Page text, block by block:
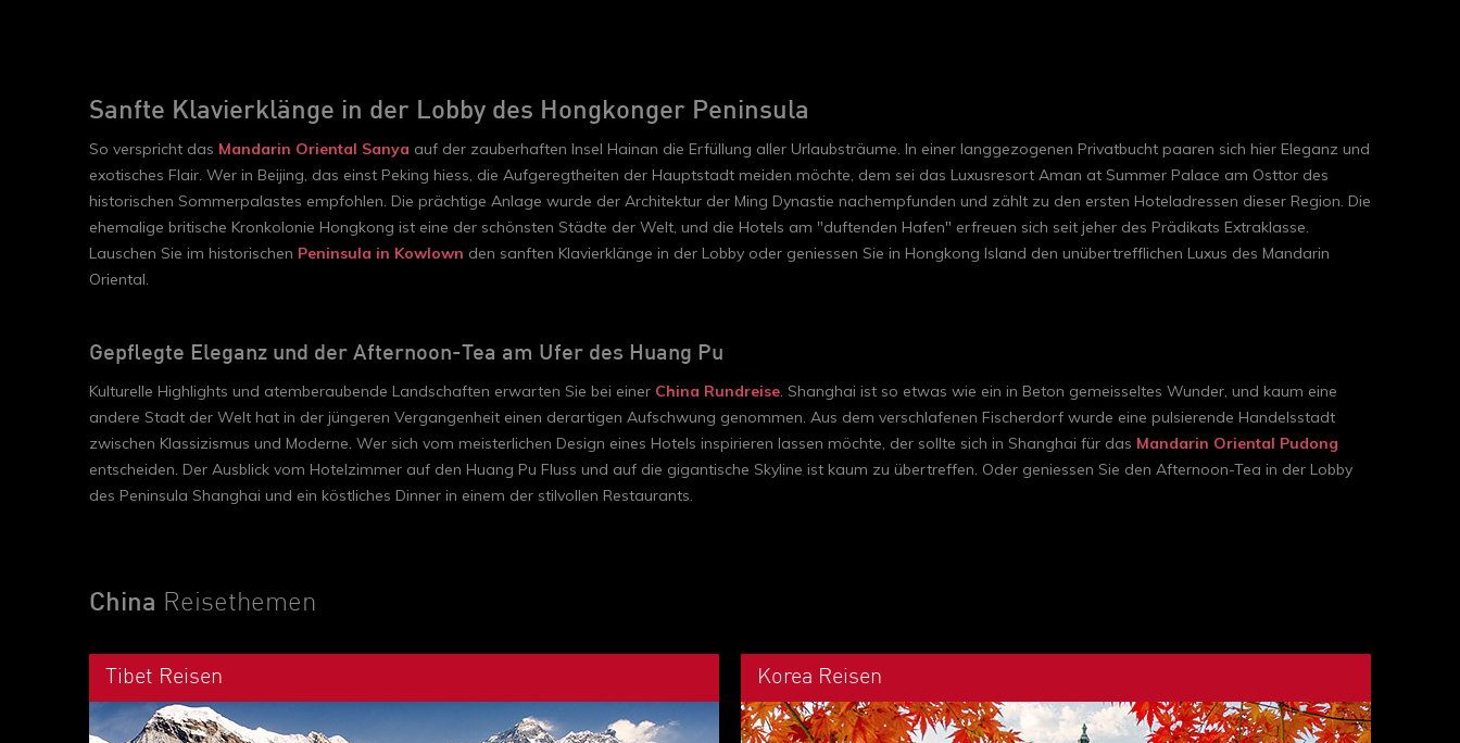
Sanfte Klavierklänge in der Lobby des Hongkonger Peninsula
So verspricht das Mandarin Oriental Sanya auf der zauberhaften Insel Hainan die Erfüllung aller Urlaubsträume. In einer langgezogenen Privatbucht paaren sich hier Eleganz und
exotisches Flair. Wer in Beijing, das einst Peking hiess, die Aufgeregtheiten der Hauptstadt meiden möchte, dem sei das Luxusresort Aman at Summer Palace am Osttor des
historischen Sommerpalastes empfohlen. Die prächtige Anlage wurde der Architektur der Ming Dynastie nachempfunden und zählt zu den ersten Hoteladressen dieser Region. Die
ehemalige britische Kronkolonie Hongkong ist eine der schönsten Städte der Welt, und die Hotels am "duftenden Hafen" erfreuen sich seit jeher des Prädikats Extraklasse.
Lauschen Sie im historischen Peninsula in Kowlown den sanften Klavierklänge in der Lobby oder geniessen Sie in Hongkong Island den unübertrefflichen Luxus des Mandarin
Oriental.
Gepflegte Eleganz und der Afternoon-Tea am Ufer des Huang Pu
Kulturelle Highlights und atemberaubende Landschaften erwarten Sie bei einer China Rundreise. Shanghai ist so etwas wie ein in Beton gemeisseltes Wunder, und kaum eine
andere Stadt der Welt hat in der jüngeren Vergangenheit einen derartigen Aufschwung genommen. Aus dem verschlafenen Fischerdorf wurde eine pulsierende Handelsstadt
zwischen Klassizismus und Moderne. Wer sich vom meisterlichen Design eines Hotels inspirieren lassen möchte, der sollte sich in Shanghai für das Mandarin Oriental Pudong
entscheiden. Der Ausblick vom Hotelzimmer auf den Huang Pu Fluss und auf die gigantische Skyline ist kaum zu übertreffen. Oder geniessen Sie den Afternoon-Tea in der Lobby
des Peninsula Shanghai und ein köstliches Dinner in einem der stilvollen Restaurants.
China Reisethemen
Tibet Reisen Korea Reisen